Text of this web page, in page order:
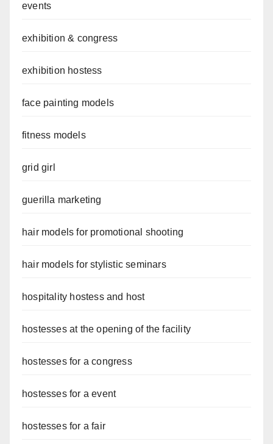
events
exhibition & congress
exhibition hostess
face painting models
fitness models
grid girl
guerilla marketing
hair models for promotional shooting
hair models for stylistic seminars
hospitality hostess and host
hostesses at the opening of the facility
hostesses for a congress
hostesses for a event
hostesses for a fair